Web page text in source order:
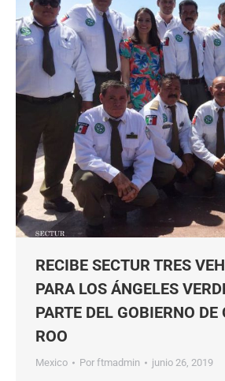
RECIBE SECTUR TRES
PARA LOS ÁNGELES
PARTE DEL GOBIERNO
ROO
Mexico Por ftmadmin junio 26, 2019